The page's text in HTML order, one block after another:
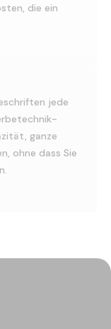
die ein
jede
ganze
ohne dass Sie